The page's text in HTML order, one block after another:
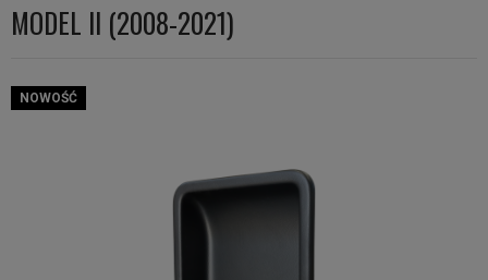
MODEL II (2008-2021)
NOWOŚĆ